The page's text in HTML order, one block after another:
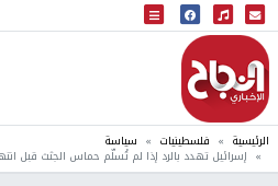
البث المباشر
إذاعة النجاح
الرئيسية فلسطينيات سياسة
إسرائيل تهدد بالرد إذا لم تُسلّم حماس الجثث قبل